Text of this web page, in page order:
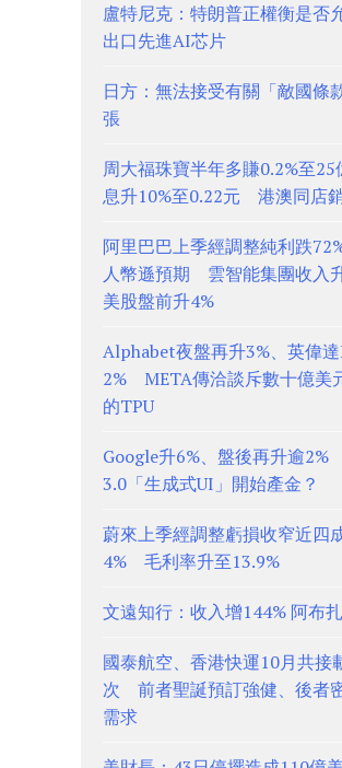
盧特尼克：特朗普正權衡是否
出口先進AI芯片
日方：無法接受有關「敵國條
張
周大福珠寶半年多賺0.2%至25
息升10%至0.22元 港澳同店
阿里巴巴上季經調整純利跌
人幣遜預期 雲智能集團收入
美股盤前升4%
Alphabet夜盤再升3%、英偉
2% META傳洽談斥數十億美
的TPU
Google升6%、盤後再升逾
3.0「生成式UI」開始產金？
蔚來上季經調整虧損收窄近四
4% 毛利率升至13.9%
文遠知行：收入增144% 阿布
國泰航空、香港快運10月共接
次 前者聖誕預訂強健、後者
需求